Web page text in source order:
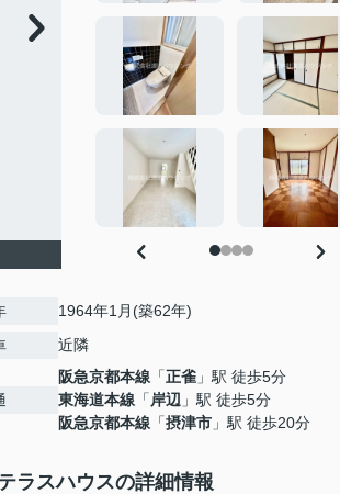
1964年1月(築62年)
近隣
阪急京都本線 「正雀 」駅 徒歩5分
東海道本線 「 岸辺 」駅 徒歩5分
阪急京都本線 「摂津市 」駅 徒歩20分
ラスハウスの詳細情報